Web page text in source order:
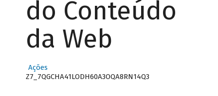
do Conteúdo
da Web
Ações
Z7_7QGCHA41LODH60A3OQA8RN14Q3